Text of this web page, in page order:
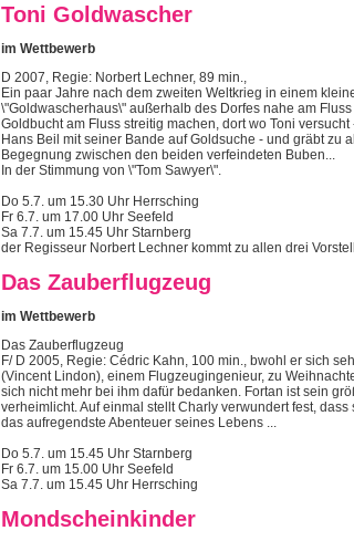
Toni Goldwascher
im Wettbewerb
D 2007, Regie: Norbert Lechner, 89 min.,
Ein paar Jahre nach dem zweiten Weltkrieg in einem
\"Goldwascherhaus\" außerhalb des Dorfes nahe am
Goldbucht am Fluss streitig machen, dort wo Toni
Hans Beil mit seiner Bande auf Goldsuche - und gräbt zu
Begegnung zwischen den beiden verfeindeten Buben...
In der Stimmung von \"Tom Sawyer\".
Do 5.7. um 15.30 Uhr Herrsching
Fr 6.7. um 17.00 Uhr Seefeld
Sa 7.7. um 15.45 Uhr Starnberg
der Regisseur Norbert Lechner kommt zu allen drei
Das Zauberflugzeug
im Wettbewerb
Das Zauberflugzeug
F/ D 2005, Regie: Cédric Kahn, 100 min., bwohl er sich
(Vincent Lindon), einem Flugzeugingenieur, zu
sich nicht mehr bei ihm dafür bedanken. Fortan ist sein
verheimlicht. Auf einmal stellt Charly verwundert fest,
das aufregendste Abenteuer seines Lebens ...
Do 5.7. um 15.45 Uhr Starnberg
Fr 6.7. um 15.00 Uhr Seefeld
Sa 7.7. um 15.45 Uhr Herrsching
Mondscheinkinder